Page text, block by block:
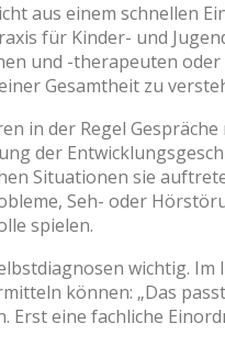
aus einem schnellen
für Kinder- und
und -therapeuten
Gesamtheit zu
in der Regel
der
Situationen sie
Seh- oder
spielen.
wichtig.
können: „Das
Erst eine fachliche